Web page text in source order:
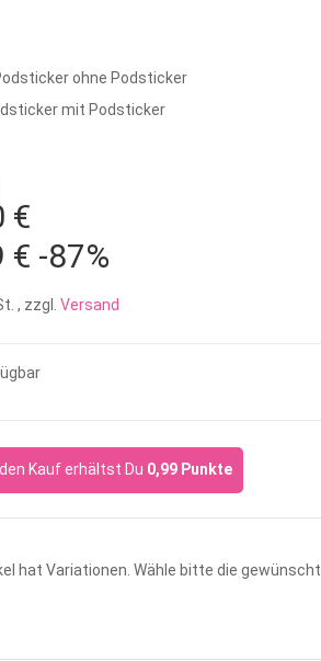
ohne Podsticker
mit Podsticker
€
€ -87%
, zzgl. Versand
Kauf erhältst Du 0,99 Punkte
hat Variationen. Wähle bitte die